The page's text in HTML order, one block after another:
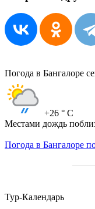
Погода в Бангалоре
+26 ° C
Местами дождь
Погода в Бангалоре
Тур-Календарь